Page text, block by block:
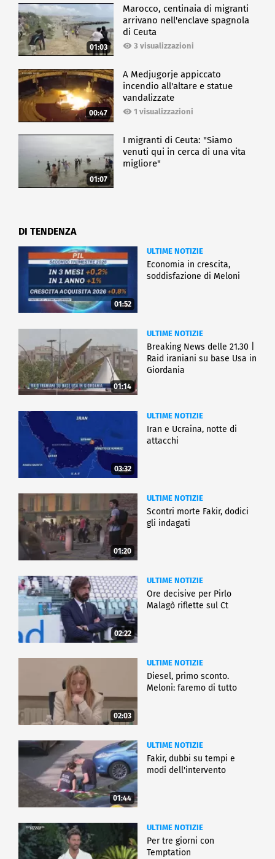
01:03
Marocco, centinaia di migranti
arrivano nell'enclave spagnola
di Ceuta
3 visualizzazioni
00:47
A Medjugorje appiccato
incendio all'altare e statue
vandalizzate
1 visualizzazioni
01:07
I migranti di Ceuta: "Siamo
venuti qui in cerca di una vita
migliore"
DI TENDENZA
01:52
ULTIME NOTIZIE
Economia in crescita,
soddisfazione di Meloni
01:14
ULTIME NOTIZIE
Breaking News delle 21.30 |
Raid iraniani su base Usa in
Giordania
03:32
ULTIME NOTIZIE
Iran e Ucraina, notte di
attacchi
01:20
ULTIME NOTIZIE
Scontri morte Fakir, dodici
gli indagati
02:22
ULTIME NOTIZIE
Ore decisive per Pirlo
Malagò riflette sul Ct
02:03
ULTIME NOTIZIE
Diesel, primo sconto.
Meloni: faremo di tutto
01:44
ULTIME NOTIZIE
Fakir, dubbi su tempi e
modi dell'intervento
ULTIME NOTIZIE
Per tre giorni con
Temptation